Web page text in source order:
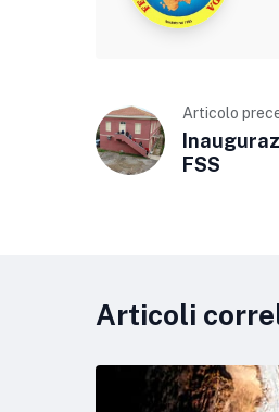
Articolo
FSS
Articoli